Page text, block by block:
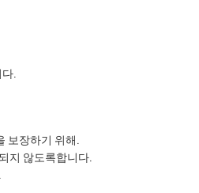
.
보장하기 위해.
지 않도록합니다.